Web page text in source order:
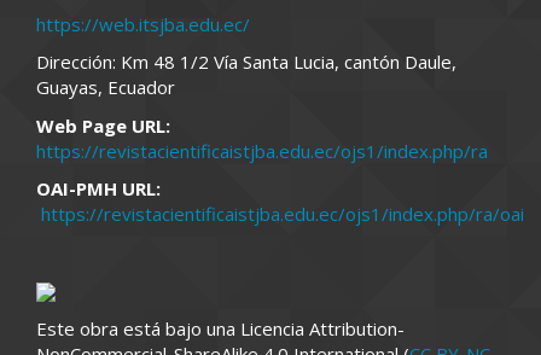
https://web.itsjba.edu.ec/
Dirección: Km 48 1/2 Vía Santa Lucia, cantón Daule,
Guayas, Ecuador
Web Page URL:
https://revistacientificaistjba.edu.ec/ojs1/index.php/ra
OAI-PMH URL:
https://revistacientificaistjba.edu.ec/ojs1/index.php/ra/oai
Este obra está bajo una Licencia Attribution-